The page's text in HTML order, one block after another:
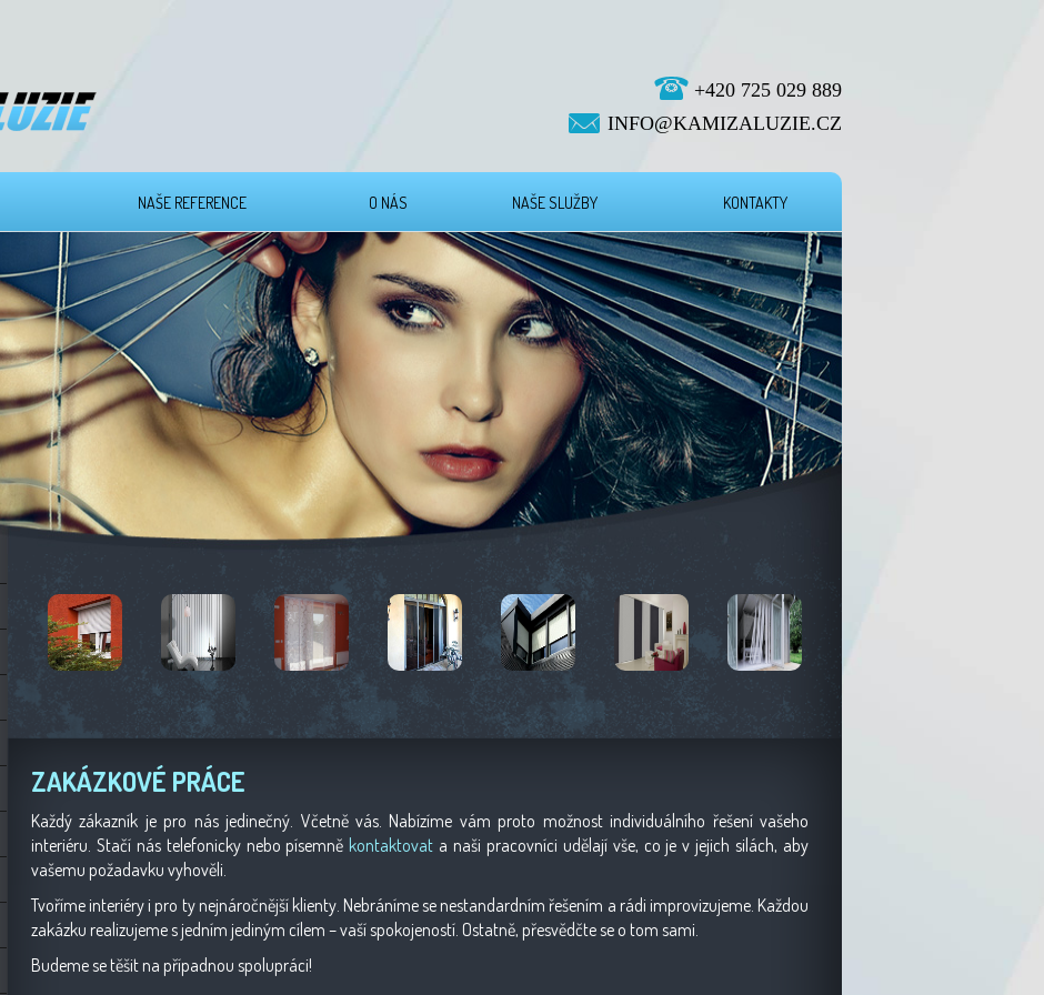
+420 725 029 889
INFO@KAMIZALUZIE.CZ
NAŠE REFERENCE O NÁS NAŠE SLUŽBY KONTAKTY
ZAKÁZKOVÉ PRÁCE
Každý zákazník je pro nás jedinečný. Včetně vás. Nabízíme vám proto možnost individuálního řešení vašeho
interiéru. Stačí nás telefonicky nebo písemně kontaktovat a naši pracovníci udělají vše, co je v jejich silách, aby
vašemu požadavku vyhověli.
Tvoříme interiéry i pro ty nejnáročnější klienty. Nebráníme se nestandardním řešením a rádi improvizujeme. Každou
zakázku realizujeme s jedním jediným cílem – vaší spokojeností. Ostatně, přesvědčte se o tom sami.
Budeme se těšit na případnou spolupráci!